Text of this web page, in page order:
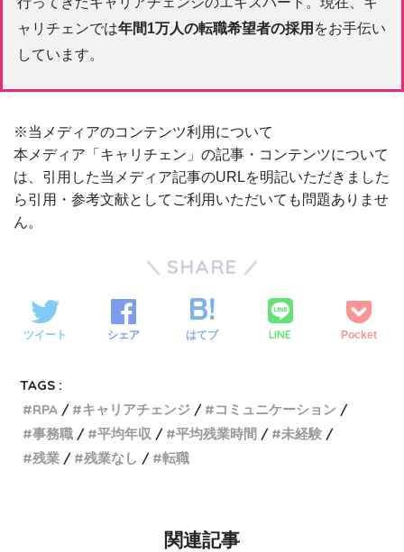
ャリチェンでは年間1万人の転職希望者の採用 をお手伝い
しています。
※当メディアのコンテンツ利用について
本メディア「キャリチェン」の記事・コンテンツについて
は、引用した当メディア記事のURLを明記いただきました
ら引用・参考文献としてご利用いただいても問題ありませ
ん。
SHARE
ツイート シェア はてブ LINE Pocket
TAGS :
RPA
キャリアチェンジ
コミュニケーション
事務職
平均年収 平均残業時間
未経験
残業
残業なし 転職
関連記事